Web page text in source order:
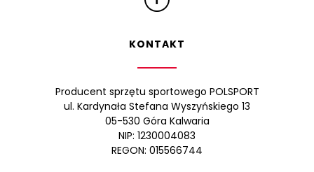
KONTAKT
Producent sprzętu sportowego POLSPORT
ul. Kardynała Stefana Wyszyńskiego 13
05-530 Góra Kalwaria
NIP: 1230004083
REGON: 015566744